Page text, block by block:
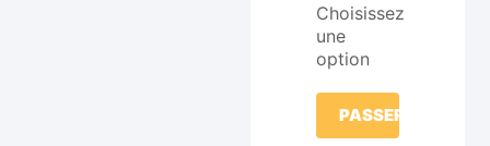
Choisissez
une
option
PASSER